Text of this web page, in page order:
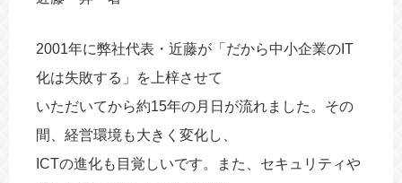
2001年に弊社代表・近藤が「だから中小企業のIT
化は失敗する」を上梓させて
いただいてから約15年の月日が流れました。その
間、経営環境も大きく変化し、
ICTの進化も目覚しいです。また、セキュリティや